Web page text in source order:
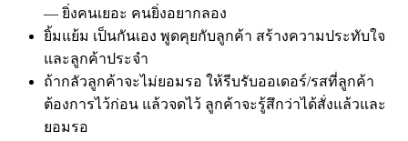
— ยิ่งคนเยอะ คนยิ่งอยากลอง
ยิ้มแย้ม เป็นกันเอง พูดคุยกับลูกค้า สร้างความประทับใจ
และลูกค้าประจำ
ถ้ากลัวลูกค้าจะไม่ยอมรอ ให้รีบรับออเดอร์/รสที่ลูกค้า
ต้องการไว้ก่อน แล้วจดไว้ ลูกค้าจะรู้สึกว่าได้สั่งแล้วและ
ยอมรอ